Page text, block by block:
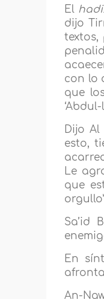
El
dijo
textos,
con lo
que
Dijo
esto,
Le
que
Sa’id
En
An-